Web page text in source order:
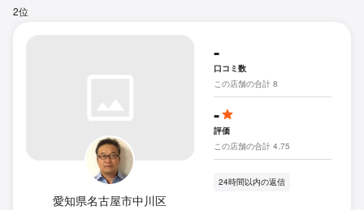
2位
愛知県名古屋市中川区
-
口コミ数
この店舗の合計 8
-
評価
この店舗の合計 4.75
24時間以内の返信